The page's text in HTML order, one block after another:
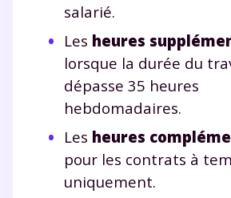
salarié.
Les heures
lorsque la durée du
dépasse 35 heures
hebdomadaires.
Les heures
pour les contrats à
uniquement.